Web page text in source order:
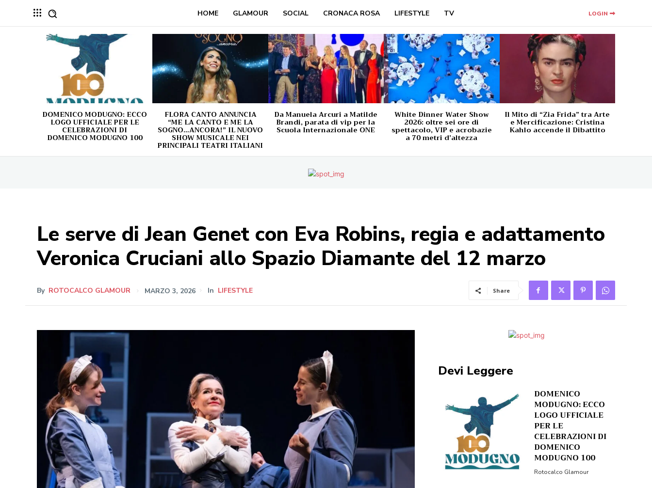
HOME GLAMOUR SOCIAL CRONACA ROSA LIFESTYLE TV LOGIN
DOMENICO MODUGNO: ECCO
LOGO UFFICIALE PER LE
CELEBRAZIONI DI
DOMENICO MODUGNO 100
FLORA CANTO ANNUNCIA
“ME LA CANTO E ME LA
SOGNO…ANCORA!” IL NUOVO
SHOW MUSICALE NEI
PRINCIPALI TEATRI ITALIANI
Da Manuela Arcuri a Matilde
Brandi, parata di vip per la
Scuola Internazionale ONE
White Dinner Water Show
2026: oltre sei ore di
spettacolo, VIP e acrobazie
a 70 metri d’altezza
Il Mito di “Zia Frida” tra Arte
e Mercificazione: Cristina
Kahlo accende il Dibattito
Le serve di Jean Genet con Eva Robins, regia e adattamento
Veronica Cruciani allo Spazio Diamante del 12 marzo
By ROTOCALCO GLAMOUR MARZO 3, 2026 In LIFESTYLE Share
Devi Leggere
DOMENICO
MODUGNO: ECCO
LOGO UFFICIALE
PER LE
CELEBRAZIONI DI
DOMENICO
MODUGNO 100
Rotocalco Glamour